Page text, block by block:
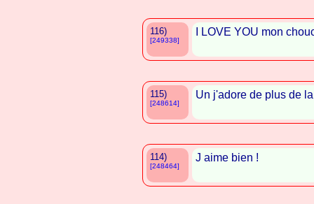
116)
[249338]
I LOVE YOU mon
115)
[248614]
Un j'adore de plus de
114)
[248464]
J aime bien !